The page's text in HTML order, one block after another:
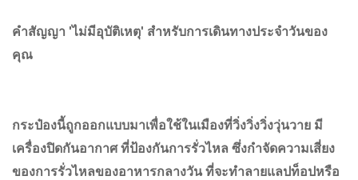
คําสัญญา 'ไม่มีอุบัติเหตุ' สําหรับการเดินทางประจําวันของ
คุณ
กระป๋องนี้ถูกออกแบบมาเพื่อใช้ในเมืองที่วิ่งวิ่งวิ่งวุ่นวาย มี
เครื่องปิดกันอากาศ ที่ป้องกันการรั่วไหล ซึ่งกําจัดความเสี่ยง
ของการรั่วไหลของอาหารกลางวัน ที่จะทําลายแลปท็อปหรือ